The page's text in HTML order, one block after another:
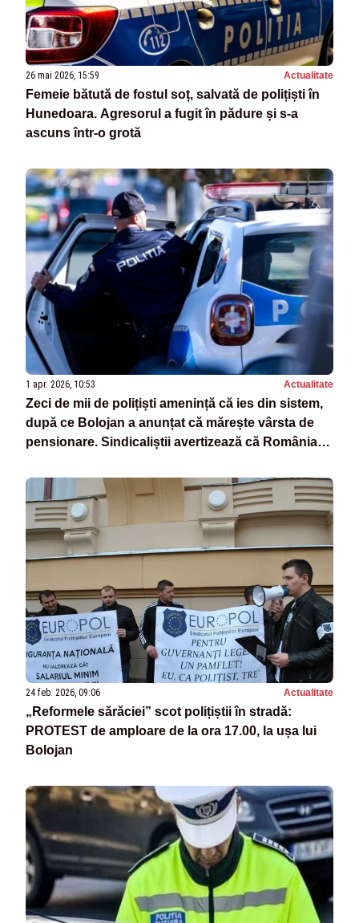
26 mai 2026, 15:59 Actualitate
Femeie bătută de fostul soț, salvată de polițiști în
Hunedoara. Agresorul a fugit în pădure și s-a
ascuns într-o grotă
1 apr. 2026, 10:53 Actualitate
Zeci de mii de polițiști amenință că ies din sistem,
după ce Bolojan a anunțat că mărește vârsta de
pensionare. Sindicaliștii avertizează că România
24 feb. 2026, 09:06 Actualitate
„Reformele sărăciei” scot polițiștii în stradă:
PROTEST de amploare de la ora 17.00, la ușa lui
Bolojan